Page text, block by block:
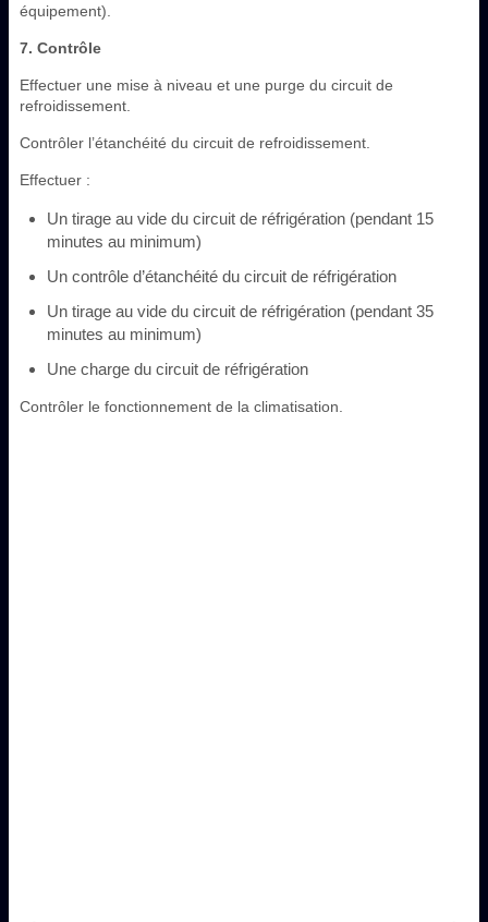
équipement).
7. Contrôle
Effectuer une mise à niveau et une purge du circuit de
refroidissement.
Contrôler l’étanchéité du circuit de refroidissement.
Effectuer :
Un tirage au vide du circuit de réfrigération (pendant 15
minutes au minimum)
Un contrôle d’étanchéité du circuit de réfrigération
Un tirage au vide du circuit de réfrigération (pendant 35
minutes au minimum)
Une charge du circuit de réfrigération
Contrôler le fonctionnement de la climatisation.